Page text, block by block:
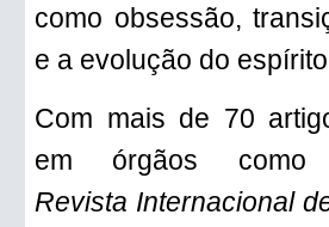
como obsessão,
e a evolução do
Com mais de 70
em órgãos como
Revista Internacional